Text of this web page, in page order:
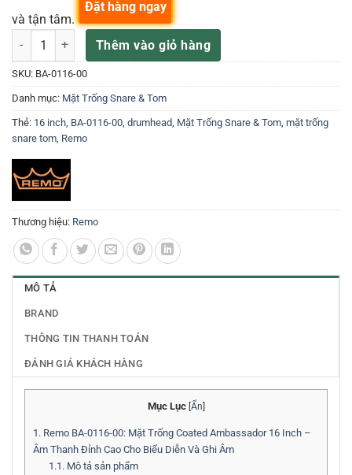
và tận tâm.
REMO BA-0116 MẶT AMBASSADOR COATED SNARE/TOM 16" số
Thêm vào giỏ hàng
Đặt hàng ngay
SKU: BA-0116-00
Danh mục: Mặt Trống Snare & Tom
Thẻ: 16 inch, BA-0116-00, drumhead, Mặt Trống Snare & Tom, mặt trống
snare tom, Remo
Thương hiệu: Remo
MÔ TẢ
BRAND
THÔNG TIN THANH TOÁN
ĐÁNH GIÁ KHÁCH HÀNG
Mục Lục [Ẩn]
1. Remo BA-0116-00: Mặt Trống Coated Ambassador 16 Inch –
Âm Thanh Đỉnh Cao Cho Biểu Diễn Và Ghi Âm
1.1. Mô tả sản phẩm